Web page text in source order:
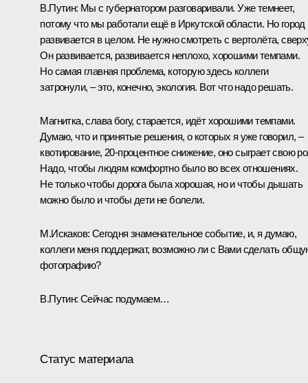
В.Путин: Мы с губернатором разговаривали. Уже темнеет,
потому что мы работали ещё в Иркутской области. Но город
развивается в целом. Не нужно смотреть с вертолёта,
Он развивается, развивается неплохо, хорошими темпами.
Но самая главная проблема, которую здесь коллеги
затронули, – это, конечно, экология. Вот что надо решать.
Магнитка, слава богу, старается, идёт хорошими темпами.
Думаю, что и принятые решения, о которых я уже говорил, –
квотирование, 20‑процентное снижение, оно сыграет свою
Надо, чтобы людям комфортно было во всех отношениях.
Не только чтобы дорога была хорошая, но и чтобы дышать
можно было и чтобы дети не болели.
М.Искаков: Сегодня знаменательное событие, и, я думаю,
коллеги меня поддержат, возможно ли с Вами сделать
фотографию?
В.Путин: Сейчас подумаем…
Статус материала